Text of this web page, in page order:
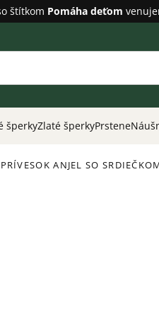
štítkom Pomáha deťom
šperkyZlaté šperkyPrstene
ANJEL SO